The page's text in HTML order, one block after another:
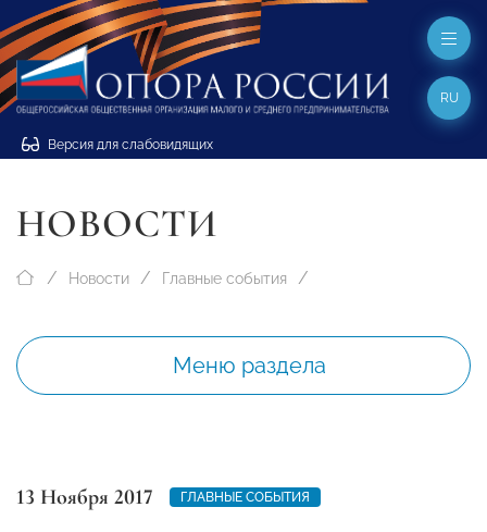
Версия для слабовидящих
RU
НОВОСТИ
Новости Главные события
Меню раздела
13 Ноября 2017 ГЛАВНЫЕ СОБЫТИЯ